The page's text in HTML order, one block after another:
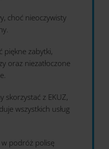
choć nieoczywisty
piękne zabytki,
oraz niezatłoczone
skorzystać z EKUZ,
wszystkich usług
podróż polisę